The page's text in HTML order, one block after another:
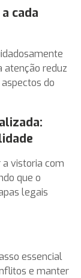
cada
atenção reduz
do
a vistoria com
que o
legais
essencial
e manter